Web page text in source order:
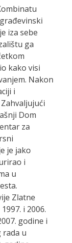
iza sebe
ga
kako visi
Nakon
i
Dom
za
je jako
i
u
Zlatne
i 2006.
godine i
rada u